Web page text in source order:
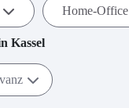
Home-Office
Kassel